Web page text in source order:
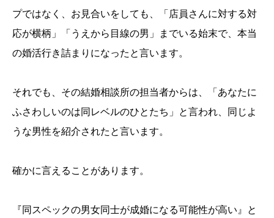
プではなく、お見合いをしても、「店員さんに対する対
応が横柄」「うえから目線の男」までいる始末で、本当
の婚活行き詰まりになったと言います。
それでも、その結婚相談所の担当者からは、「あなたに
ふさわしいのは同レベルのひとたち」と言われ、同じよ
うな男性を紹介されたと言います。
確かに言えることがあります。
『同スペックの男女同士が成婚になる可能性が高い』と